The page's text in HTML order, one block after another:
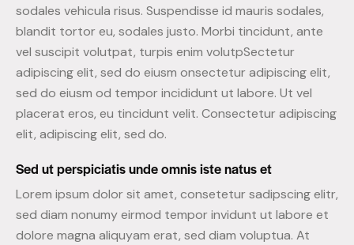
sodales vehicula risus. Suspendisse id mauris sodales,
blandit tortor eu, sodales justo. Morbi tincidunt, ante
vel suscipit volutpat, turpis enim volutpSectetur
adipiscing elit, sed do eiusm onsectetur adipiscing elit,
sed do eiusm od tempor incididunt ut labore. Ut vel
placerat eros, eu tincidunt velit. Consectetur adipiscing
elit, adipiscing elit, sed do.
Sed ut perspiciatis unde omnis iste natus et
Lorem ipsum dolor sit amet, consetetur sadipscing elitr,
sed diam nonumy eirmod tempor invidunt ut labore et
dolore magna aliquyam erat, sed diam voluptua. At